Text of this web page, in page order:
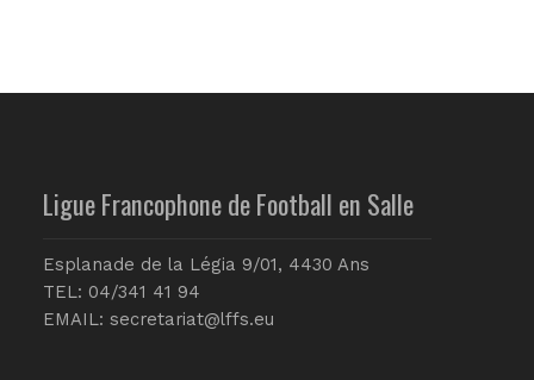
Ligue Francophone de Football en Salle
Esplanade de la Légia 9/01, 4430 Ans
TEL: 04/341 41 94
EMAIL: secretariat@lffs.eu